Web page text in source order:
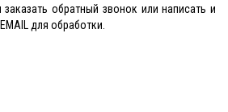
обратный звонок или написать и
для обработки.